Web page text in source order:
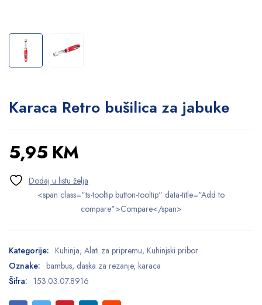
Karaca Retro bušilica za jabuke
5,95 KM
<span class="ts-tooltip button-tooltip" data-title="Add to
compare">Compare</span>
Kategorije: Kuhinja, Alati za pripremu, Kuhinjski pribor
Oznake: bambus, daska za rezanje, karaca
Šifra: 153.03.07.8916